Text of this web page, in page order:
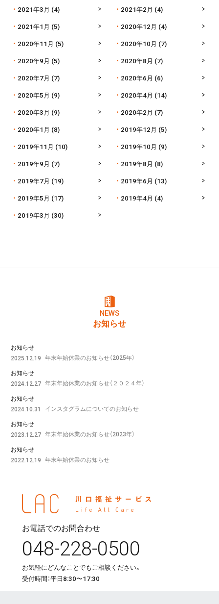
2021年3月 (4) 2021年2月 (4)
2021年1月 (5) 2020年12月 (4)
2020年11月 (5) 2020年10月 (7)
2020年9月 (5) 2020年8月 (7)
2020年7月 (7) 2020年6月 (6)
2020年5月 (9) 2020年4月 (14)
2020年3月 (9) 2020年2月 (7)
2020年1月 (8) 2019年12月 (5)
2019年11月 (10) 2019年10月 (9)
2019年9月 (7) 2019年8月 (8)
2019年7月 (19) 2019年6月 (13)
2019年5月 (17) 2019年4月 (4)
2019年3月 (30)
NEWS
お知らせ
2025.12.19
お知らせ
年末年始休業のお知らせ（2025年）
2024.12.27
お知らせ
年末年始休業のお知らせ（２０２４年）
2024.10.31
お知らせ
インスタグラムについてのお知らせ
2023.12.27
お知らせ
年末年始休業のお知らせ（2023年）
2022.12.19
お知らせ
年末年始休業のお知らせ
お電話でのお問合わせ
048-228-0500
お気軽にどんなことでもご相談ください。
受付時間：平日8:30〜17:30